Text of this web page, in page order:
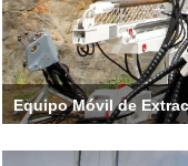
Equipo Móvil de
para transportar el